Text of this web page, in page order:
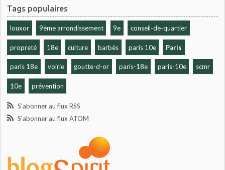
Tags populaires
louxor 9ème arrondissement 9e conseil-de-quartier
propreté 18e culture barbès paris 10e Paris
paris 18e voirie goutte-d-or paris-18e paris-10e scmr
10e prévention
S'abonner au flux RSS
S'abonner au flux ATOM